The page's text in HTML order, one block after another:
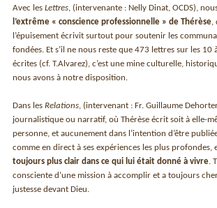
Avec lesLettres, (intervenante : Nelly Dinat, OCDS),
l’extrême « conscience professionnelle » de Thérèse,
l’épuisement écrivit surtout pour soutenir les
fondées. Et s’il ne nous reste que 473 lettres sur les 10
écrites (cf. T.Alvarez), c’est une mine culturelle,
nous avons à notre disposition.
Dans lesRelations, (intervenant : Fr. Guillaume
journalistique ou narratif, où Thérèse écrit soit à elle-
personne, et aucunement dans l’intention d’être
comme en direct à ses expériences les plus profondes,
toujours plus clair dans ce qui lui était donné à vivre.
consciente d’une mission à accomplir et a toujours
justesse devant Dieu.